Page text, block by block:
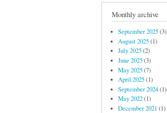
Monthly archive
September 2025(3)
August 2025(1)
July 2025(2)
June 2025(3)
May 2025(7)
April 2025(1)
September 2024(1)
May 2022(1)
December 2021 (1)